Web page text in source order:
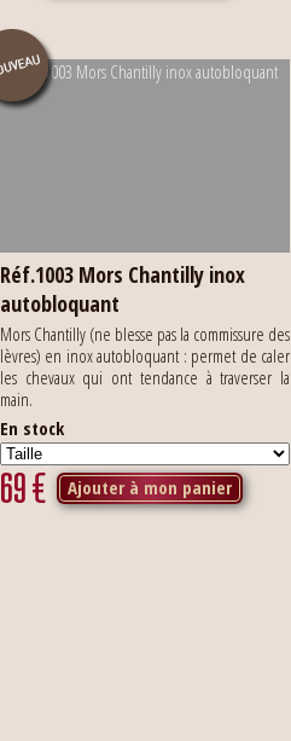
Réf.1003 Mors Chantilly inox
autobloquant
Mors Chantilly (ne blesse pas la commissure des
lèvres) en inox autobloquant : permet de caler
les chevaux qui ont tendance à traverser la
main.
En stock
69€ Ajouter à mon panier